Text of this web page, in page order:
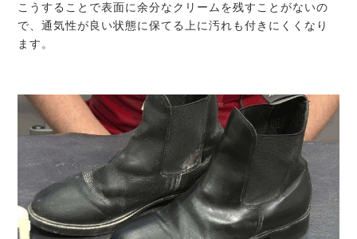
こうすることで表面に余分なクリームを残すことがないの
で、通気性が良い状態に保てる上に汚れも付きにくくなり
ます。